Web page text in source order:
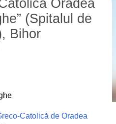
Oradea
(Spitalul de
Bihor
Catolică de Oradea